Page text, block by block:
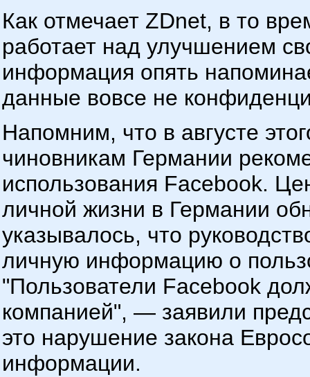
Как отмечает ZDnet, в то
работает над улучшением
информация опять
данные вовсе не
Напомним, что в августе
чиновникам Германии
использования Facebook.
личной жизни в Германии
указывалось, что
личную информацию о
"Пользователи Facebook
компанией", — заявили
это нарушение закона
информации.